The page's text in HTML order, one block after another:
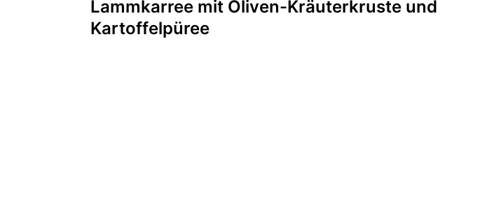
Lammkarree mit Oliven-Kräuterkruste und
Kartoffelpüree